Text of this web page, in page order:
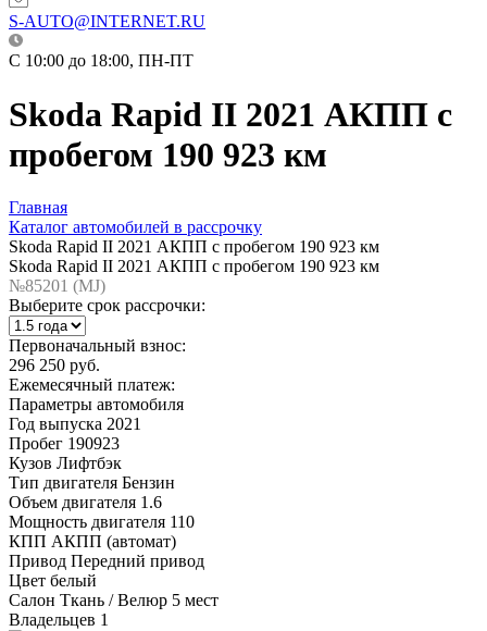
S-AUTO@INTERNET.RU
C 10:00 до 18:00, ПН-ПТ
Skoda Rapid II 2021 АКПП с
пробегом 190 923 км
Главная
Каталог автомобилей в рассрочку
Skoda Rapid II 2021 АКПП с пробегом 190 923 км
Skoda Rapid II 2021 АКПП с пробегом 190 923 км
№85201 (МJ)
Выберите срок рассрочки:
Первоначальный взнос:
296 250 руб.
Ежемесячный платеж:
Параметры автомобиля
Год выпуска 2021
Пробег 190923
Кузов Лифтбэк
Тип двигателя Бензин
Объем двигателя 1.6
Мощность двигателя 110
КПП АКПП (автомат)
Привод Передний привод
Цвет белый
Салон Ткань / Велюр 5 мест
Владельцев 1